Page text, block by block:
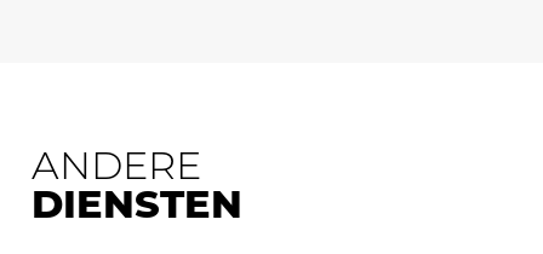
ANDERE
DIENSTEN